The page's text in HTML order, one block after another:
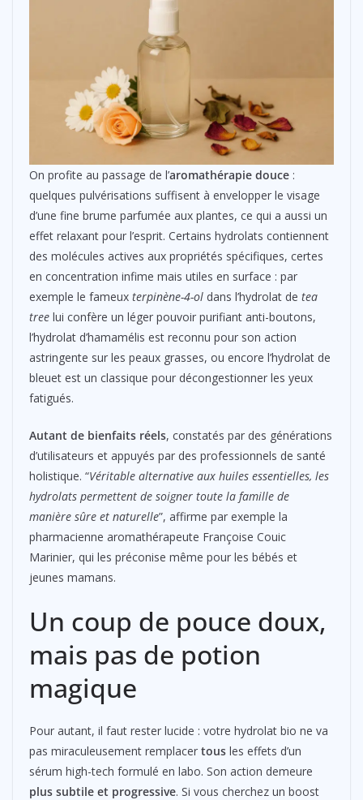
On profite au passage de l’aromathérapie douce :
quelques pulvérisations suffisent à envelopper le visage
d’une fine brume parfumée aux plantes, ce qui a aussi un
effet relaxant pour l’esprit. Certains hydrolats contiennent
des molécules actives aux propriétés spécifiques, certes
en concentration infime mais utiles en surface : par
exemple le fameux terpinène-4-ol dans l’hydrolat de tea
tree lui confère un léger pouvoir purifiant anti-boutons,
l’hydrolat d’hamamélis est reconnu pour son action
astringente sur les peaux grasses, ou encore l’hydrolat de
bleuet est un classique pour décongestionner les yeux
fatigués.
Autant de bienfaits réels, constatés par des générations
d’utilisateurs et appuyés par des professionnels de santé
holistique. “Véritable alternative aux huiles essentielles, les
hydrolats permettent de soigner toute la famille de
manière sûre et naturelle”, affirme par exemple la
pharmacienne aromathérapeute Françoise Couic
Marinier, qui les préconise même pour les bébés et
jeunes mamans.
Un coup de pouce doux,
mais pas de potion
magique
Pour autant, il faut rester lucide : votre hydrolat bio ne va
pas miraculeusement remplacer tous les effets d’un
sérum high-tech formulé en labo. Son action demeure
plus subtile et progressive. Si vous cherchez un boost